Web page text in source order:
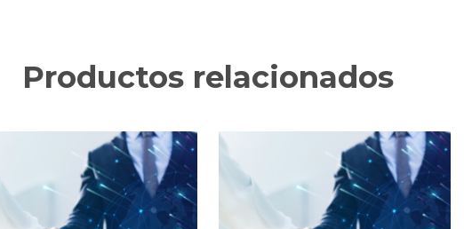
Productos relacionados